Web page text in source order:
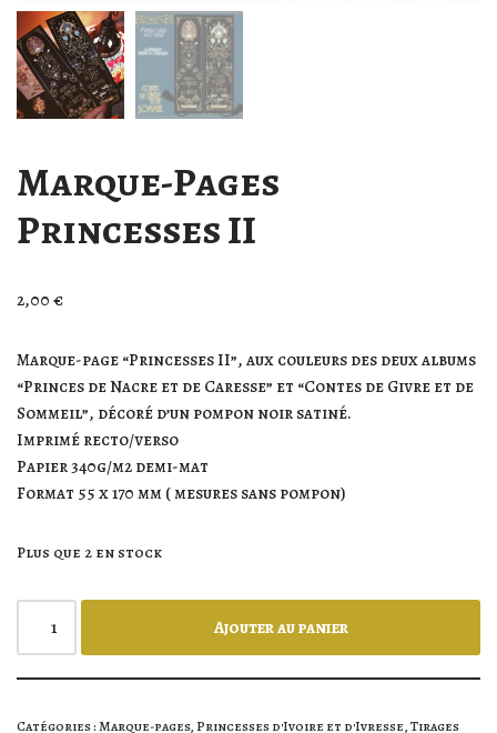
Marque-Pages
Princesses II
2,00 €
Marque-page “Princesses II”, aux couleurs des deux albums
“Princes de Nacre et de Caresse” et “Contes de Givre et de
Sommeil”, décoré d’un pompon noir satiné.
Imprimé recto/verso
Papier 340g/m2 demi-mat
Format 55 x 170 mm ( mesures sans pompon)
Plus que 2 en stock
Ajouter au panier
Catégories :Marque-pages, Princesses d'Ivoire et d'Ivresse,Tirages